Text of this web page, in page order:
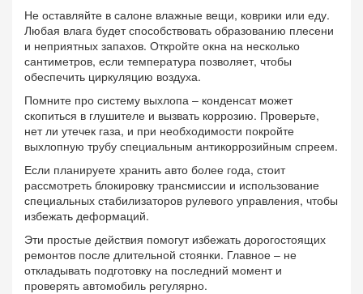
Не оставляйте в салоне влажные вещи, коврики или еду.
Любая влага будет способствовать образованию плесени
и неприятных запахов. Откройте окна на несколько
сантиметров, если температура позволяет, чтобы
обеспечить циркуляцию воздуха.
Помните про систему выхлопа – конденсат может
скопиться в глушителе и вызвать коррозию. Проверьте,
нет ли утечек газа, и при необходимости покройте
выхлопную трубу специальным антикоррозийным спреем.
Если планируете хранить авто более года, стоит
рассмотреть блокировку трансмиссии и использование
специальных стабилизаторов рулевого управления, чтобы
избежать деформаций.
Эти простые действия помогут избежать дорогостоящих
ремонтов после длительной стоянки. Главное – не
откладывать подготовку на последний момент и
проверять автомобиль регулярно.